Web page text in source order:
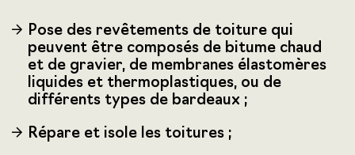
Pose des revêtements de toiture qui
peuvent être composés de bitume chaud
et de gravier, de membranes élastomères
liquides et thermoplastiques, ou de
différents types de bardeaux ;
Répare et isole les toitures ;